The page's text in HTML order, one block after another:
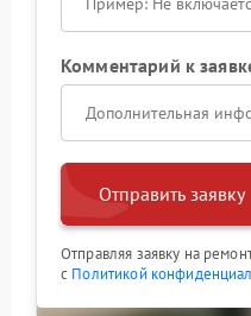
Комментарий к
Отправить заявку
Отправляя заявку на
с Политикой